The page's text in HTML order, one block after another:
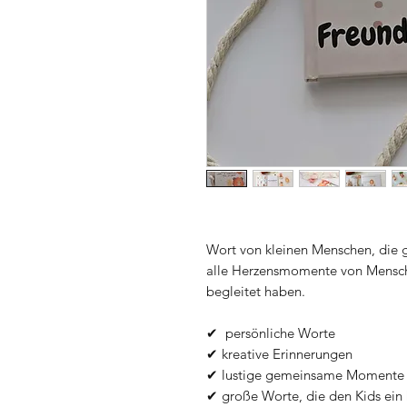
Wort von kleinen Menschen, die
alle Herzensmomente von
begleitet haben.
✔ persönliche Worte
✔ kreative Erinnerungen
✔ lustige gemeinsame
✔ große Worte, die den Kids ein